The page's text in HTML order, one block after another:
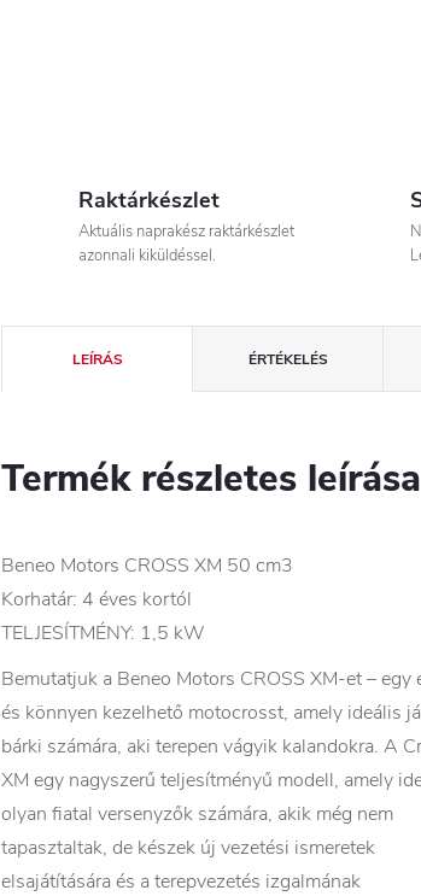
Raktárkészlet
Aktuális naprakész raktárkészlet
azonnali kiküldéssel.
LEÍRÁS ÉRTÉKELÉS
Termék részletes leírása
Beneo Motors CROSS XM 50 cm3
Korhatár: 4 éves kortól
TELJESÍTMÉNY: 1,5 kW
Bemutatjuk a Beneo Motors CROSS XM-et – egy
és könnyen kezelhető motocrosst, amely ideális
bárki számára, aki terepen vágyik kalandokra. A
XM egy nagyszerű teljesítményű modell, amely
olyan fiatal versenyzők számára, akik még nem
tapasztaltak, de készek új vezetési ismeretek
elsajátítására és a terepvezetés izgalmának